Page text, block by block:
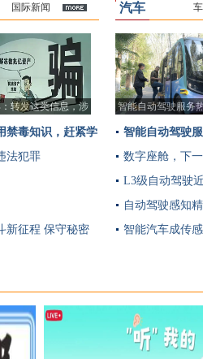
国际新闻
转发这类信息，涉
禁毒知识，赶紧学
法犯罪
新征程 保守秘密
汽车
智能自动驾驶服务
智能自动驾驶
数字座舱，下
L3级自动驾驶
自动驾驶感知
智能汽车成传